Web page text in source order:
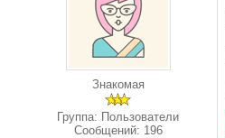
Знакомая
Группа: Пользователи
Сообщений: 196